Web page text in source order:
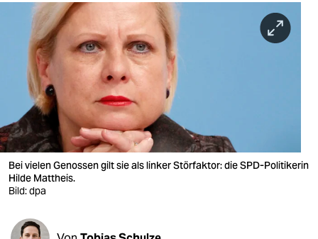
sport
berlin
nord
wahrheit
verlag
verlag
shop
Bei vielen Genossen gilt sie als linker Störfaktor: die SPD-Politikerin
Hilde Mattheis.
Bild: dpa